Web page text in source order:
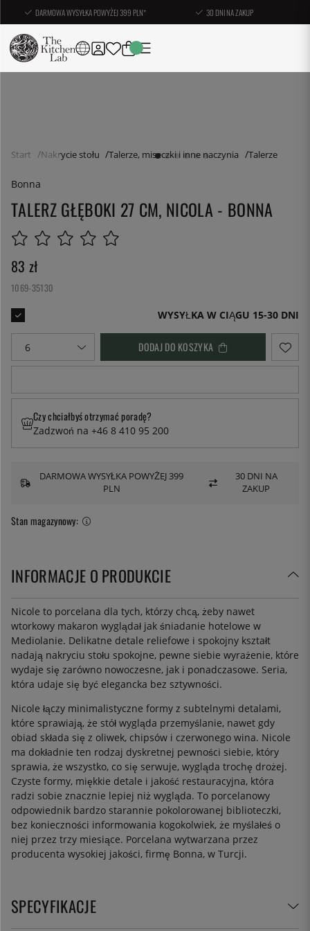
DARMOWA WYSYŁKA POWYŻEJ 399 PLN* 30 DNI NA ZAKUP
Start Nakrycie stołu Talerze, miseczki i inne naczynia Talerze
Bonna
TALERZ GŁĘBOKI 27 CM, NICOLA - BONNA
83 zł
1069-35130
WYSYŁKA W CIĄGU 15-30 DNI
DODAJ DO KOSZYKA
Stan magazynowy:
Czy chciałbyś otrzymać poradę?
Zadzwoń na +46 8 410 95 200
DARMOWA WYSYŁKA POWYŻEJ 399
PLN
30 DNI NA
ZAKUP
INFORMACJE O PRODUKCIE
Nicole to porcelana dla tych, którzy chcą, żeby nawet
wtorkowy makaron wyglądał jak śniadanie hotelowe w
Mediolanie. Delikatne detale reliefowe i spokojny kształt
nadają nakryciu stołu spokojne, pewne siebie wyrażenie, które
wydaje się zarówno nowoczesne, jak i ponadczasowe. Seria,
która udaje się być elegancka bez sztywności.
Nicole łączy minimalistyczne formy z subtelnymi detalami,
które sprawiają, że stół wygląda przemyślanie, nawet gdy
obiad składa się z oliwek, chipsów i czerwonego wina. Nicole
ma dokładnie ten rodzaj dyskretnej pewności siebie, który
sprawia, że wszystko, co się serwuje, wygląda trochę drożej.
Czyste formy, miękkie detale i jakość restauracyjna, która
radzi sobie znacznie lepiej niż wygląda. To porcelanowy
odpowiednik bardzo starannie pokolorowanej biblioteczki,
bez konieczności informowania kogokolwiek, że myślałeś o
niej przez trzy miesiące. Porcelana wytwarzana przez
producenta wysokiej jakości, firmę Bonna, w Turcji.
SPECYFIKACJE